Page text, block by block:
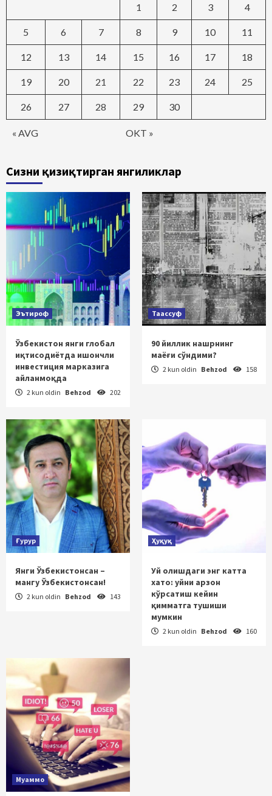
« AVG OKT »
1 2 3 4
5 6 7 8 9 10 11
12 13 14 15 16 17 18
19 20 21 22 23 24 25
26 27 28 29 30
Сизни қизиқтирган янгиликлар
Эътироф
Ўзбекистон янги глобал
иқтисодиётда ишончли
инвестиция марказига
айланмоқда
2 kun oldin Behzod 202
Таассуф
90 йиллик нашрнинг
маёғи сўндими?
2 kun oldin Behzod 158
Ғурур
Янги Ўзбекистонсан –
мангу Ўзбекистонсан!
2 kun oldin Behzod 143
Ҳуқуқ
Уй олишдаги энг катта
хато: уйни арзон
кўрсатиш кейин
қимматга тушиши
мумкин
2 kun oldin Behzod 160
Муаммо